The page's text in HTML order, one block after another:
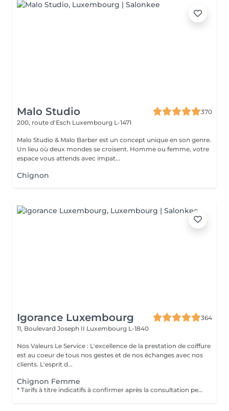
Malo Studio
370
200, route d'Esch Luxembourg L-1471
Malo Studio & Malo Barber est un concept unique en son genre.
Un lieu où deux mondes se croisent. Homme ou femme, votre
espace vous attends avec impat...
Chignon
Igorance Luxembourg
364
11, Boulevard Joseph II Luxembourg L-1840
Nos Valeurs Le Service : L'excellence de la prestation de coiffure
est au coeur de tous nos gestes et de nos échanges avec nos
clients. L'esprit d...
Chignon Femme
* Tarifs à titre indicatifs à confirmer après la consultation personnalisée établit auprès de votre coiffeur/stylist/spécialiste * La direction se réserve le droit dapporter des modifications pour le bon fonctionnement du salon